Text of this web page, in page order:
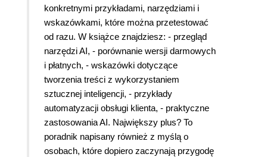
konkretnymi przykładami, narzędziami i
wskazówkami, które można przetestować
od razu. W książce znajdziesz: - przegląd
narzędzi AI, - porównanie wersji darmowych
i płatnych, - wskazówki dotyczące
tworzenia treści z wykorzystaniem
sztucznej inteligencji, - przykłady
automatyzacji obsługi klienta, - praktyczne
zastosowania AI. Największy plus? To
poradnik napisany również z myślą o
osobach, które dopiero zaczynają przygodę